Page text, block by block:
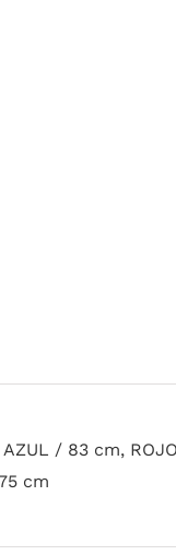
/ 83 cm,
cm